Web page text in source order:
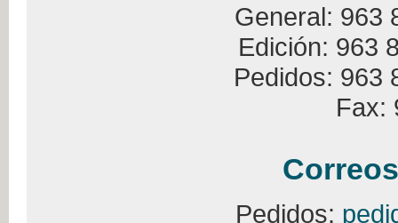
General: 963
Edición: 963
Pedidos: 963
Fax:
Pedidos: